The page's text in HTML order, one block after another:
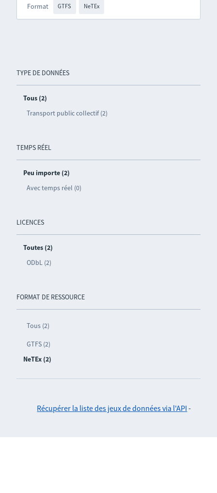
TYPE DE DONNÉES
Tous (2)
Transport public collectif (2)
TEMPS RÉEL
Peu importe (2)
Avec temps réel (0)
LICENCES
Toutes (2)
ODbL (2)
FORMAT DE RESSOURCE
Tous (2)
GTFS (2)
NeTEx (2)
Format GTFS NeTEx
Récupérer la liste des jeux de données via l'API -